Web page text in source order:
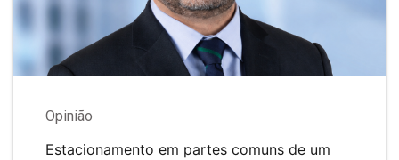
Opinião
Estacionamento em partes comuns de um